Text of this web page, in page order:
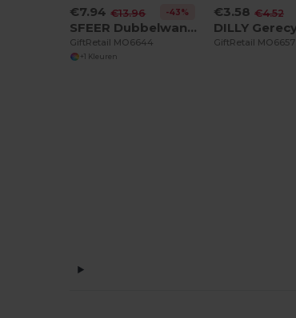
€7.94 €13.96 -43%
SFEER Dubbelwandige sublimatie beker
GiftRetail MO6644
+1 Kleuren
€3.58 €4.52
GiftRetail MO6657